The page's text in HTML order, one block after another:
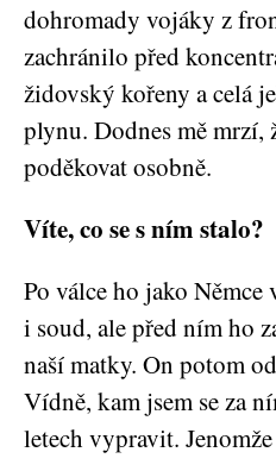
dohromady vojáky z
zachránilo před
židovský kořeny a celá
plynu. Dodnes mě mrzí,
poděkovat osobně.
Víte, co se s ním stalo?
Po válce ho jako
i soud, ale před ním ho
naší matky. On potom
Vídně, kam jsem se za
letech vypravit.